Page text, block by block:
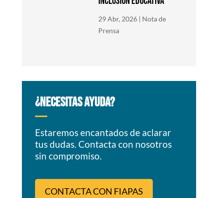
29 Abr, 2026 | Nota de
Prensa
¿NECESITAS AYUDA?
Estaremos encantados de aclarar
tus dudas. Contacta con nosotros
sin compromiso.
CONTACTA CON FIAPAS